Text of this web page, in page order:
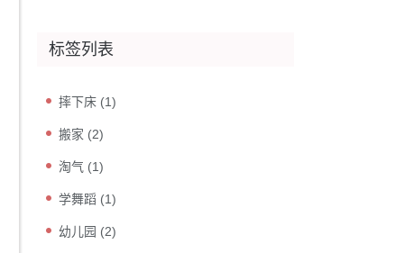
标签列表
摔下床 (1)
搬家 (2)
淘气 (1)
学舞蹈 (1)
幼儿园 (2)